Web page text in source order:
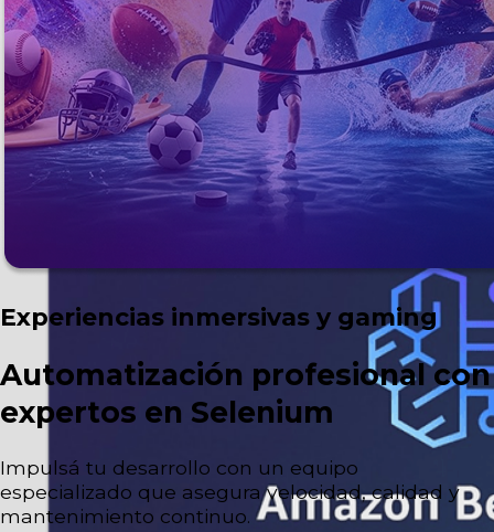
Experiencias inmersivas y gaming
Automatización profesional con
expertos en Selenium
Impulsá tu desarrollo con un equipo
especializado que asegura velocidad, calidad y
mantenimiento continuo.